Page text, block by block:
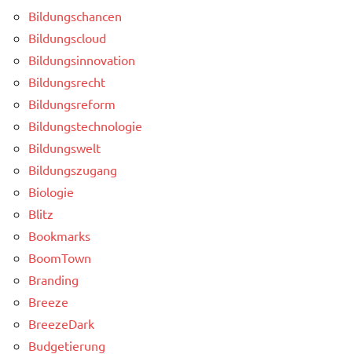
Bildungschancen
Bildungscloud
Bildungsinnovation
Bildungsrecht
Bildungsreform
Bildungstechnologie
Bildungswelt
Bildungszugang
Biologie
Blitz
Bookmarks
BoomTown
Branding
Breeze
BreezeDark
Budgetierung